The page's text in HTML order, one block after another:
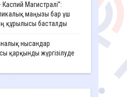
Магистралі”:
маңызы бар үш
құрылысы басталды
нысандар
қарқынды жүргізілуде